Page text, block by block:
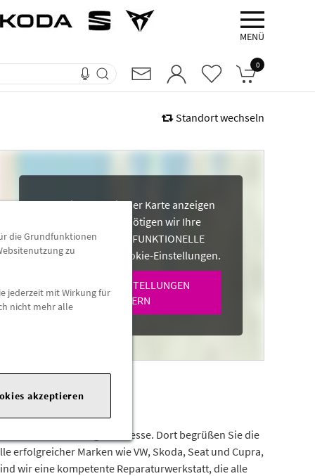
MENÜ
0
Standort wechseln
Um ein Center in der Karte anzeigen
zu können, benötigen wir Ihre
Einwilligung für FUNKTIONELLE
COOKIES in den Cookie-Einstellungen.
COOKIE-EINSTELLUNGEN
ÄNDERN
1 an der richtigen Adresse. Dort begrüßen Sie die
erfolgreicher Marken wie VW, Skoda, Seat und Cupra,
wir eine kompetente Reparaturwerkstatt, die alle
die Grundfunktionen
zu
jederzeit mit Wirkung für
nicht mehr alle
akzeptieren